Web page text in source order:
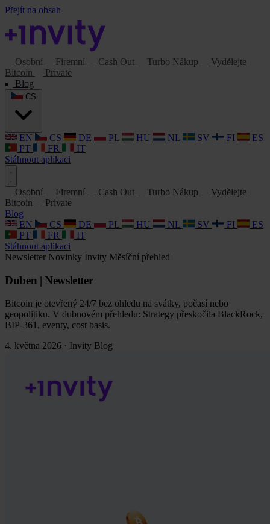
Přejít na obsah
Osobní Firemní Cash Out Turbo Nákup
Vydělejte
Bitcoin
Private
Blog
EN CS DE PL HU NL SV FI
ES
PT
FR
IT
Stáhnout aplikaci
Osobní Firemní Cash Out Turbo Nákup
Vydělejte
Bitcoin
Private
Blog
EN
CS DE PL HU NL SV FI
ES
PT
FR
IT
Stáhnout aplikaci
Newsletter Novinky Invity Měsíční přehled
Duben | Newsletter
Bitcoin je otevřený 24/7 bez ohledu na svátky, počasí nebo
geopolitiku. V dubnovém přehledu: Strategy přeskočila BlackRock,
BIP-361, eventy, cost basis.
4. května 2026 · Invity Blog